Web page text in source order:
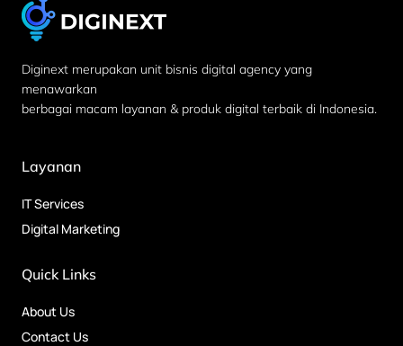
Diginext merupakan unit bisnis digital agency yang
menawarkan
berbagai macam layanan & produk digital terbaik di Indonesia.
Layanan
IT Services
Digital Marketing
Quick Links
About Us
Contact Us